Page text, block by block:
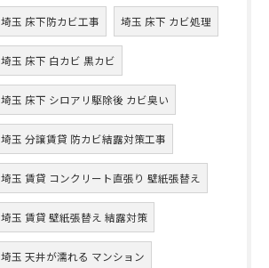
埼玉 床下防カビ工事 埼玉 床下 カビ処理
埼玉 床下 白カビ 黒カビ
埼玉 床下 シロアリ駆除後 カビ臭い
埼玉 分譲賃貸 防カビ結露対策工事
埼玉 賃貸 コンクリート直張り 壁紙張替え
埼玉 賃貸 壁紙張替え 結露対策
埼玉 天井が濡れる マンション